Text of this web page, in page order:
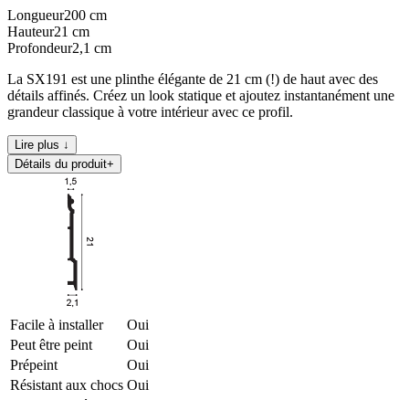
Longueur200 cm
Hauteur21 cm
Profondeur2,1 cm
La SX191 est une plinthe élégante de 21 cm (!) de haut avec des
détails affinés. Créez un look statique et ajoutez instantanément une
grandeur classique à votre intérieur avec ce profil.
Lire plus ↓
Détails du produit+
Facile à installer
Oui
Peut être peint
Oui
Prépeint
Oui
Résistant aux chocs Oui